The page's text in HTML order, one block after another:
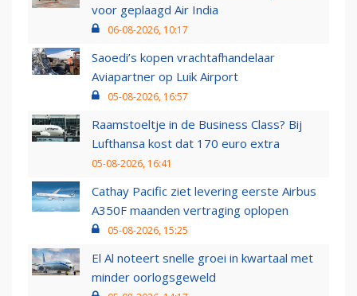
voor geplaagd Air India
06-08-2026, 10:17
Saoedi’s kopen vrachtafhandelaar
Aviapartner op Luik Airport
05-08-2026, 16:57
Raamstoeltje in de Business Class? Bij
Lufthansa kost dat 170 euro extra
05-08-2026, 16:41
Cathay Pacific ziet levering eerste Airbus
A350F maanden vertraging oplopen
05-08-2026, 15:25
El Al noteert snelle groei in kwartaal met
minder oorlogsgeweld